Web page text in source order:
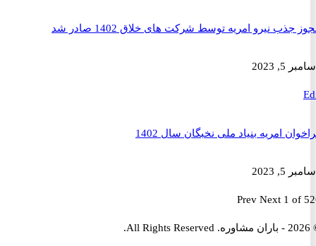
نیرو امریه توسط شرکت های خلاق 1402 صادر شد
امریه بنیاد ملی نخبگان سال 1402
PrevNext 1